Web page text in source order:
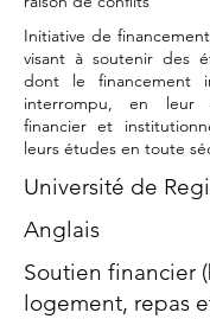
Initiative de
visant à soutenir des
dont le financement
interrompu, en leur
financier et
leurs études en toute
Université de
Anglais
Soutien financier
logement, repas